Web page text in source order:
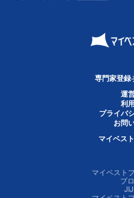
専門家登録
運
利
プライバ
お問
マイベス
マイベスト
プ